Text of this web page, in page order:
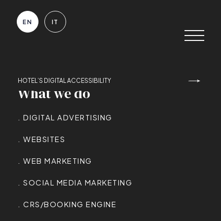
What we do
.DIGITAL ADVERTISING
.WEBSITES
.WEB MARKETING
.SOCIAL MEDIA MARKETING
.CRS/BOOKING ENGINE
EN IT
HOTEL’S DIGITAL ACCESSIBILITY
EN IT
What we do
DIGITAL ADVERTISING
WEBSITES
WEB MARKETING
SOCIAL MEDIA MARKETING
CRS/BOOKING ENGINE
contatti@qnt.it
BUSINESS NAME
QNT S.r.l. a Single Shareholder